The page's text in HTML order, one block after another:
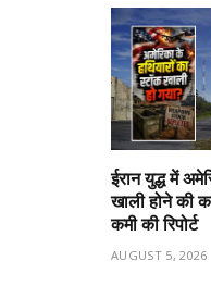
ईरान युद्ध में
खाली होने की
कमी की रिपोर्ट
AUGUST 5, 2026